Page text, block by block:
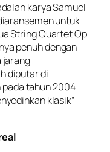
karya Samuel
untuk
String Quartet Op
penuh dengan
jarang
diputar di
tahun 2004
klasik”